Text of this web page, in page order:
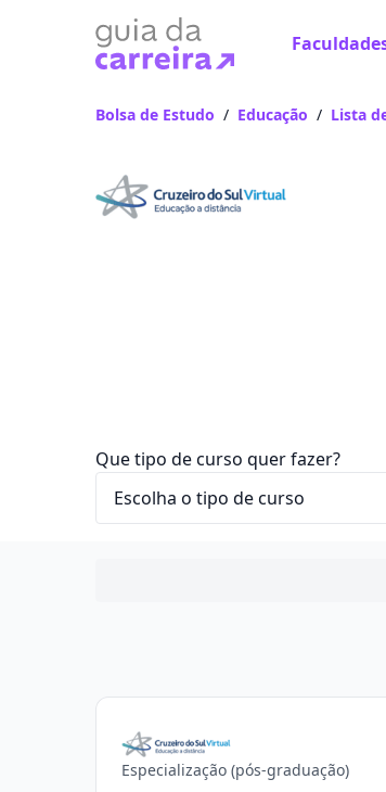
Bolsa de Estudo / Educação / Lista
Que tipo de curso quer fazer?
Especialização (pós-graduação)